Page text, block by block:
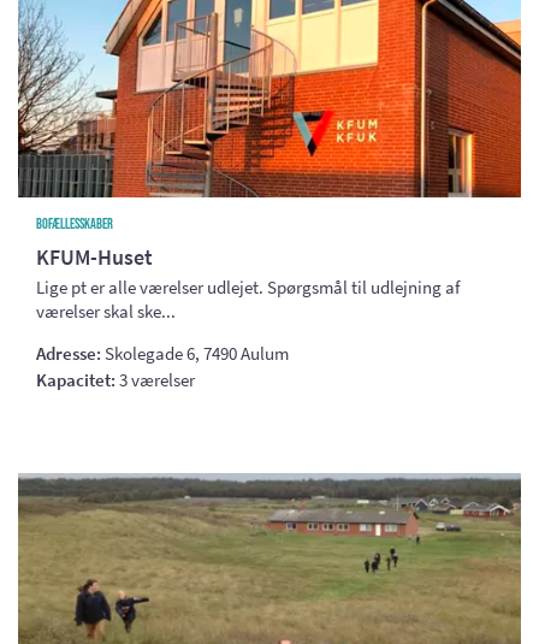
Bofællesskaber
KFUM-Huset
Lige pt er alle værelser udlejet. Spørgsmål til udlejning af
værelser skal ske...
Adresse: Skolegade 6, 7490 Aulum
Kapacitet: 3 værelser